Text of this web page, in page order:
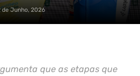
de Junho, 2026
que as etapas que